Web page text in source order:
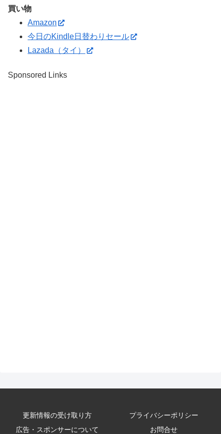
買い物
Amazon
今日のKindle日替わりセール
Lazada（タイ）
Sponsored Links
更新情報の受け取り方
プライバシーポリシー
広告・スポンサーについて
お問合せ